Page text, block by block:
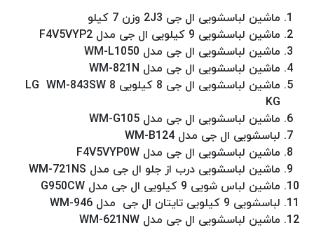
ماشین لباسشویی ال جی 2J3 وزن 7 کیلو
ماشین لباسشویی 9 کیلویی ال جی مدل F4V5VYP2
ماشین لباسشویی ال جی مدل WM-L1050
ماشین لباسشویی ال جی مدل WM-821N
ماشین لباسشویی ال جی 8 کیلویی LG WM-843SW 8
KG
ماشین لباسشویی ال جی مدل WM-G105
لباسشویی ال جی مدل WM-B124
ماشین لباسشویی ال جی مدل F4V5VYP0W
ماشین لباسشویی درب از جلو ال جی مدل WM-721NS
ماشین لباس شویی 9 کیلویی ال جی مدل G950CW
لباسشویی 9 کیلویی تایتان ال جی مدل WM-946
ماشین لباسشویی ال جی مدل WM-621NW